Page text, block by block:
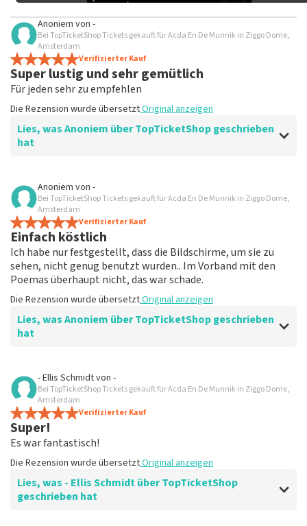
Anoniem von -
Bei TopTicketShop Tickets gekauft für Acda En De Munnik in Ziggo Dome,
Amsterdam
Verifizierter Kauf
Super lustig und sehr gemütlich
Für jeden sehr zu empfehlen
Die Rezension wurde übersetztOriginal anzeigen
Lies, was Anoniem über TopTicketShop geschrieben
hat
Bewertung von Anoniem über
Allerdings sehr teuer.
Die Rezension wurde übersetzt
Anoniem von -
Bei TopTicketShop Tickets gekauft für Acda En De Munnik in Ziggo Dome,
Amsterdam
Verifizierter Kauf
Einfach köstlich
Ich habe nur festgestellt, dass die Bildschirme, um sie zu
sehen, nicht genug benutzt wurden.. Im Vorband mit den
Poemas überhaupt nicht, das war schade.
Die Rezension wurde übersetztOriginal anzeigen
Lies, was Anoniem über TopTicketShop geschrieben
hat
Bewertung von Anoniem über
Wurde gut informiert
Fein
Die Rezension wurde übersetzt
- Ellis Schmidtvon -
Bei TopTicketShop Tickets gekauft für Acda En De Munnik in Ziggo Dome,
Amsterdam
Verifizierter Kauf
Super!
Es war fantastisch!
Die Rezension wurde übersetztOriginal anzeigen
Lies, was - Ellis Schmidt über TopTicketShop
geschrieben hat